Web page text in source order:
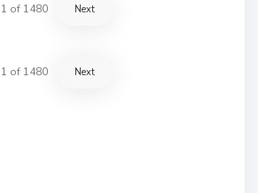
1 of 1480 Next
1 of 1480 Next